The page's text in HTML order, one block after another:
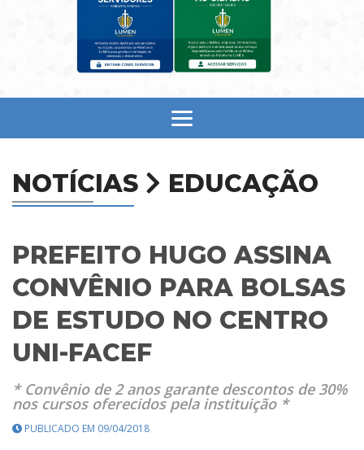
NOTÍCIAS EDUCAÇÃO
PREFEITO HUGO ASSINA
CONVÊNIO PARA BOLSAS
DE ESTUDO NO CENTRO
UNI-FACEF
* Convênio de 2 anos garante descontos de 30%
nos cursos oferecidos pela instituição *
PUBLICADO EM 09/04/2018